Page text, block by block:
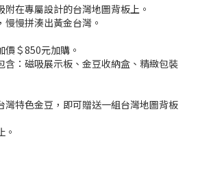
附在專屬設計的台灣地圖背板上。
慢慢拼湊出黃金台灣。
價＄850元加購。
含：磁吸展示板、金豆收納盒、精緻包裝
灣特色金豆，即可贈送一組台灣地圖背板
。